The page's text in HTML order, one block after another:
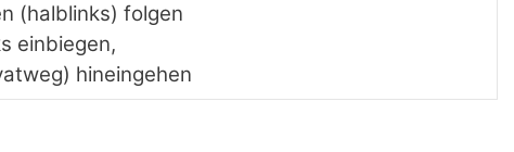
(halblinks) folgen
einbiegen,
hineingehen